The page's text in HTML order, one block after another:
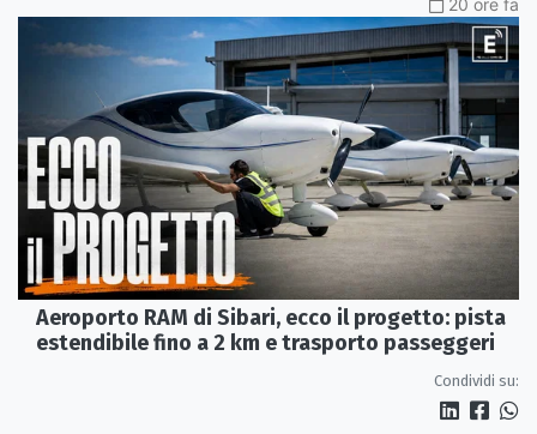
20 ore fa
Aeroporto RAM di Sibari, ecco il progetto: pista
estendibile fino a 2 km e trasporto passeggeri
Condividi su: